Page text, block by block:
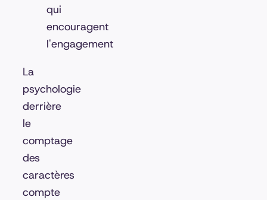
qui
encouragent
l'engagement
La
psychologie
derrière
le
comptage
des
caractères
compte